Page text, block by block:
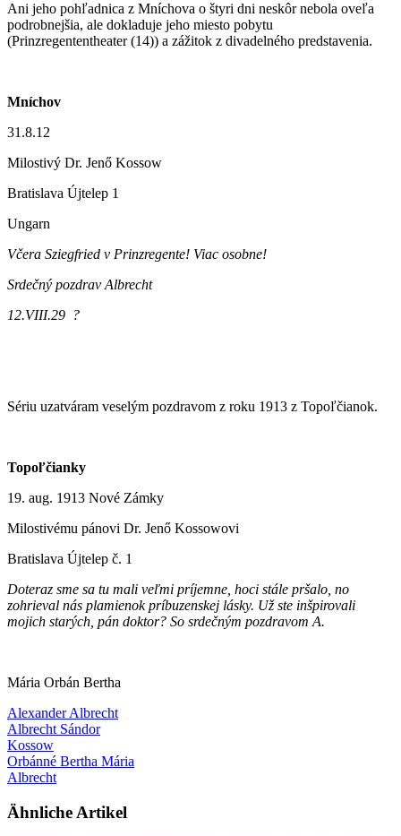
Ani jeho pohľadnica z Mníchova o štyri dni neskôr nebola oveľa
podrobnejšia, ale dokladuje jeho miesto pobytu
(Prinzregententheater (14)) a zážitok z divadelného predstavenia.
Mníchov
31.8.12
Milostivý Dr. Jenő Kossow
Bratislava Újtelep 1
Ungarn
Včera Sziegfried v Prinzregente! Viac osobne!
Srdečný pozdrav Albrecht
12.VIII.29 ?
Sériu uzatváram veselým pozdravom z roku 1913 z Topoľčianok.
Topoľčianky
19. aug. 1913 Nové Zámky
Milostivému pánovi Dr. Jenő Kossowovi
Bratislava Újtelep č. 1
Doteraz sme sa tu mali veľmi príjemne, hoci stále pršalo, no
zohrieval nás plamienok príbuzenskej lásky. Už ste inšpirovali
mojich starých, pán doktor? So srdečným pozdravom A.
Mária Orbán Bertha
Alexander Albrecht
Albrecht Sándor
Kossow
Orbánné Bertha Mária
Albrecht
Ähnliche Artikel